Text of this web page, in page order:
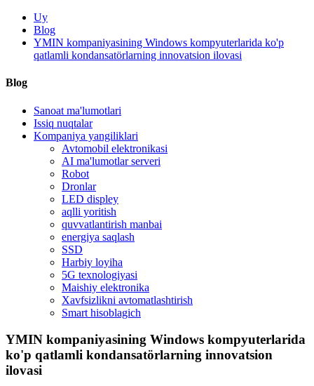
Uy
Blog
YMIN kompaniyasining Windows kompyuterlarida ko'p
qatlamli kondansatörlarning innovatsion ilovasi
Blog
Sanoat ma'lumotlari
Issiq nuqtalar
Kompaniya yangiliklari
Avtomobil elektronikasi
AI ma'lumotlar serveri
Robot
Dronlar
LED displey
aqlli yoritish
quvvatlantirish manbai
energiya saqlash
SSD
Harbiy loyiha
5G texnologiyasi
Maishiy elektronika
Xavfsizlikni avtomatlashtirish
Smart hisoblagich
YMIN kompaniyasining Windows kompyuterlarida
ko'p qatlamli kondansatörlarning innovatsion
ilovasi